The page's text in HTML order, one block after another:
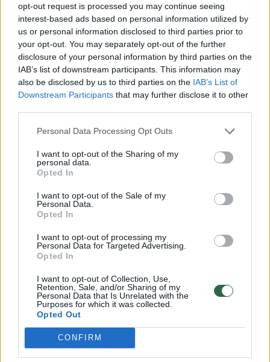
opt-out request is processed you may continue seeing
interest-based ads based on personal information utilized by
us or personal information disclosed to third parties prior to
your opt-out. You may separately opt-out of the further
disclosure of your personal information by third parties on the
IAB’s list of downstream participants. This information may
also be disclosed by us to third parties on the IAB’s List of
Downstream Participants that may further disclose it to other
Personal Data Processing Opt Outs
I want to opt-out of the Sharing of my
personal data.
Opted In
I want to opt-out of the Sale of my
Personal Data.
Opted In
I want to opt-out of processing my
Personal Data for Targeted Advertising.
Opted In
I want to opt-out of Collection, Use,
Retention, Sale, and/or Sharing of my
Personal Data that Is Unrelated with the
Purposes for which it was collected.
Opted Out
CONFIRM
Akvilei buvo ypač reikalingas“, – dalijasi E.
Smolskienė.
Mergaitė vėl pradėjo šypsotis
įsibaiminusi, su niekuo nenorėjo bendrauti. Ji
kineziterapeutą net nenorėjo eiti, tačiau labai
greitai situacija pasikeitė.
Negalėjau patikėti, kad visų bijojusi mergaitė
netrukus pradėjo šypsotis, – prisimena E.
Smolskienė. – Man tikras stebuklas buvo, kai
pamačiau, kad Akvilė su kineziterapeutu
pradėjo kalbėtis kaip su šeimos nariu. Aišku,
mamai tai didžiausias džiaugsmas. „Šeimos
namų reabilitacijos centro“ kineziterapeutas
Dominykas Muntrimas ne tik grąžino dukrai